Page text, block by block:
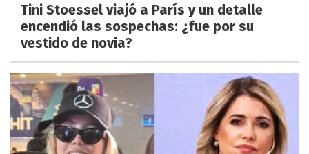
Tini Stoessel viajó a París y un detalle
encendió las sospechas: ¿fue por su
vestido de novia?